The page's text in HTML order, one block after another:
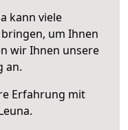
kann viele
um Ihnen
wir Ihnen unsere
an.
Erfahrung mit
.